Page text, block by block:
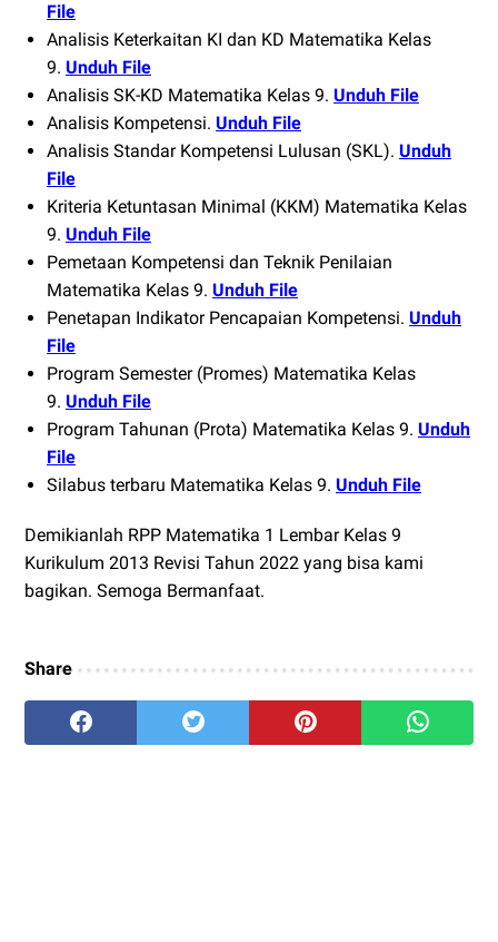
File
Analisis Keterkaitan KI dan KD Matematika Kelas
9. Unduh File
Analisis SK-KD Matematika Kelas 9. Unduh File
Analisis Kompetensi. Unduh File
Analisis Standar Kompetensi Lulusan (SKL). Unduh
File
Kriteria Ketuntasan Minimal (KKM) Matematika Kelas
9. Unduh File
Pemetaan Kompetensi dan Teknik Penilaian
Matematika Kelas 9. Unduh File
Penetapan Indikator Pencapaian Kompetensi. Unduh
File
Program Semester (Promes) Matematika Kelas
9. Unduh File
Program Tahunan (Prota) Matematika Kelas 9. Unduh
File
Silabus terbaru Matematika Kelas 9. Unduh File
Demikianlah RPP Matematika 1 Lembar Kelas 9
Kurikulum 2013 Revisi Tahun 2022 yang bisa kami
bagikan. Semoga Bermanfaat.
Share